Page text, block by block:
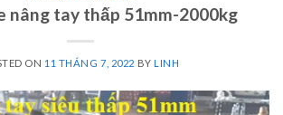
nâng tay thấp 51mm-2000kg
ON 11 THÁNG 7, 2022 BYLINH